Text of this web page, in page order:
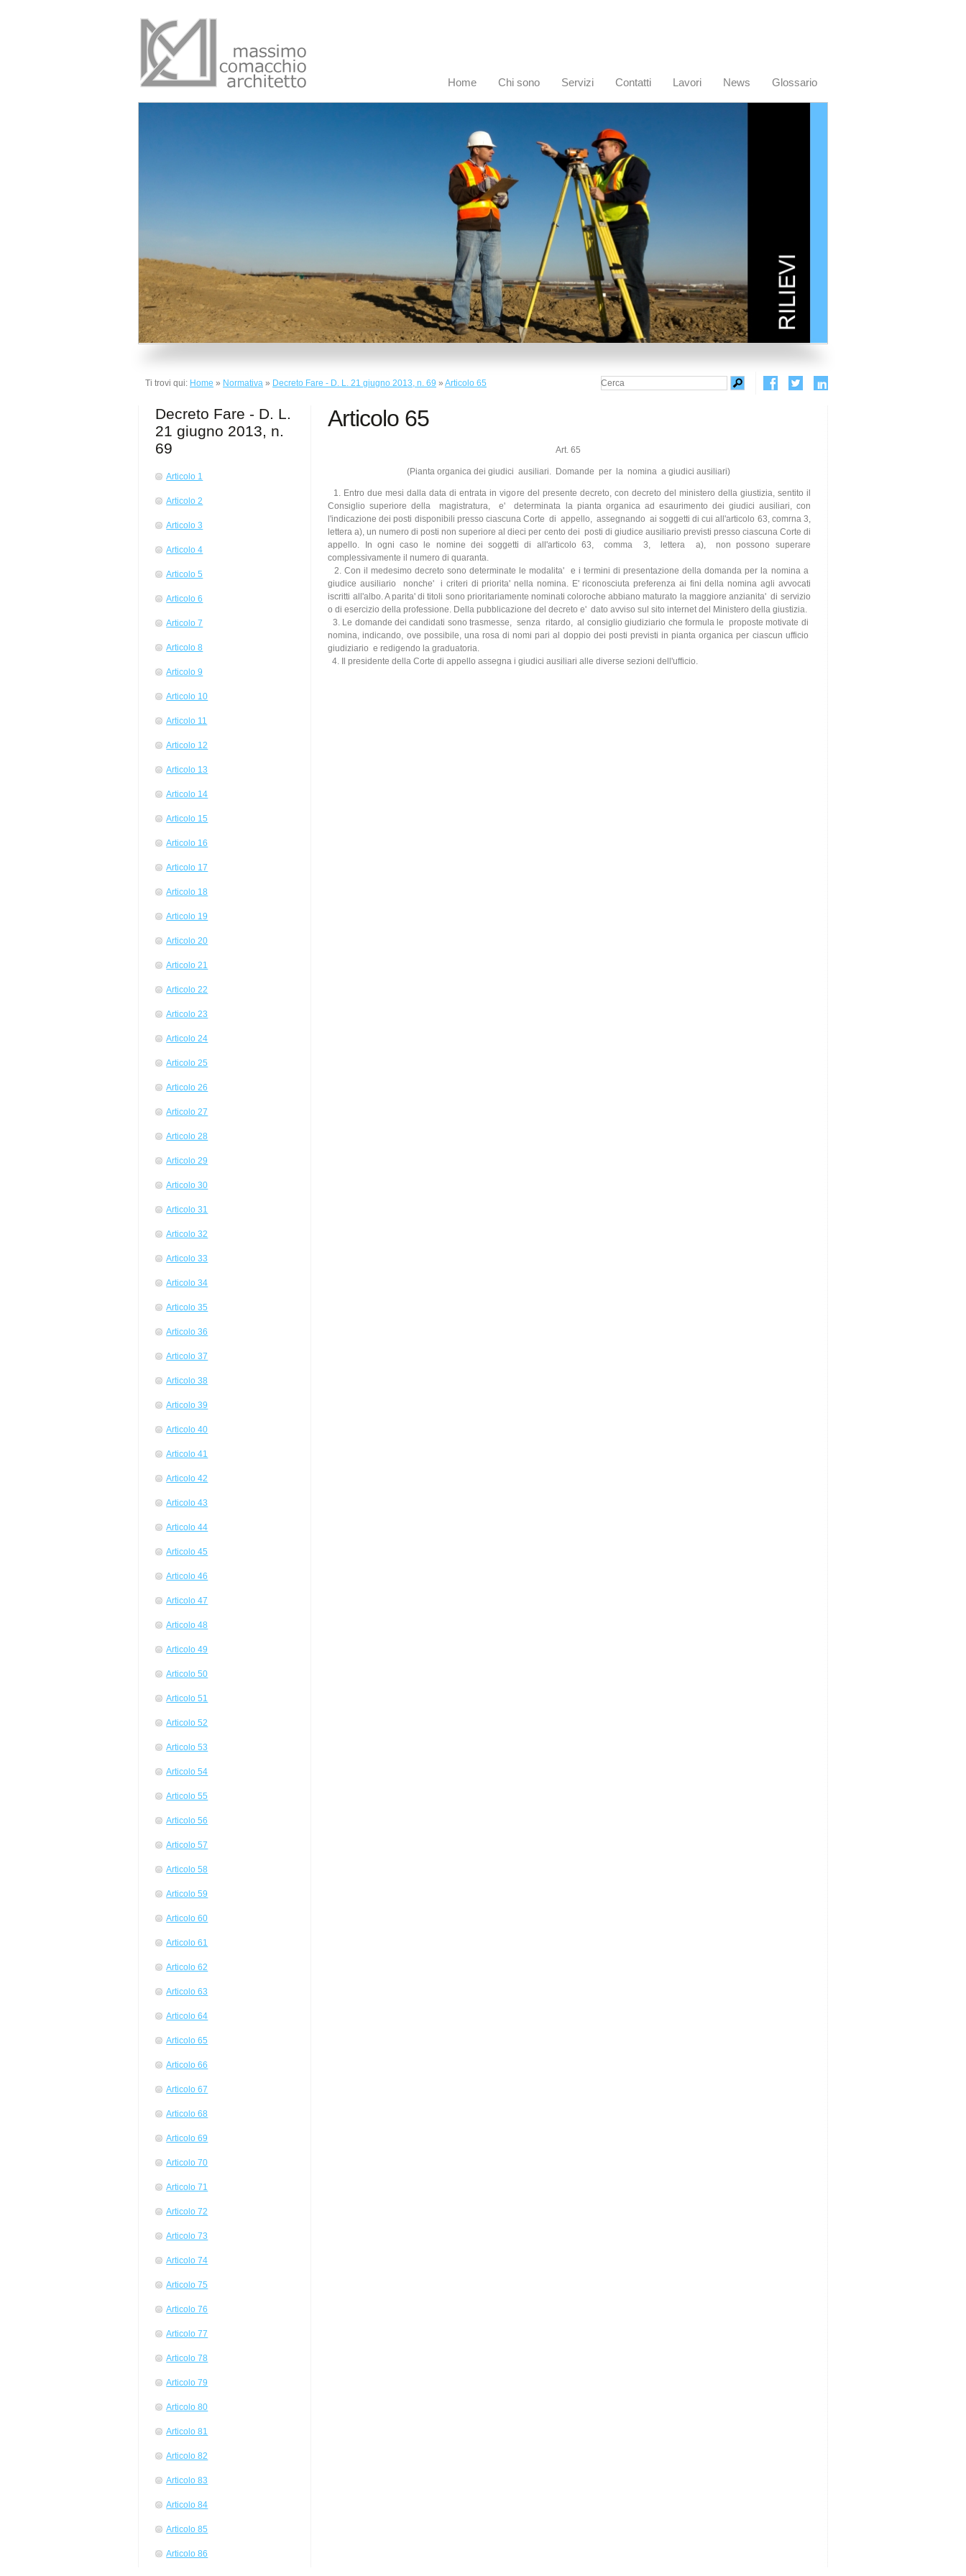
Home Chi sono Servizi Contatti Lavori News Glossario
Ti trovi qui: Home » Normativa » Decreto Fare - D. L. 21 giugno 2013, n. 69 » Articolo 65
Decreto Fare - D. L.
21 giugno 2013, n.
69
Articolo 1
Articolo 2
Articolo 3
Articolo 4
Articolo 5
Articolo 6
Articolo 7
Articolo 8
Articolo 9
Articolo 10
Articolo 11
Articolo 12
Articolo 13
Articolo 14
Articolo 15
Articolo 16
Articolo 17
Articolo 18
Articolo 19
Articolo 20
Articolo 21
Articolo 22
Articolo 23
Articolo 24
Articolo 25
Articolo 26
Articolo 27
Articolo 28
Articolo 29
Articolo 30
Articolo 31
Articolo 32
Articolo 33
Articolo 34
Articolo 35
Articolo 36
Articolo 37
Articolo 38
Articolo 39
Articolo 40
Articolo 41
Articolo 42
Articolo 43
Articolo 44
Articolo 45
Articolo 46
Articolo 47
Articolo 48
Articolo 49
Articolo 50
Articolo 51
Articolo 52
Articolo 53
Articolo 54
Articolo 55
Articolo 56
Articolo 57
Articolo 58
Articolo 59
Articolo 60
Articolo 61
Articolo 62
Articolo 63
Articolo 64
Articolo 65
Articolo 66
Articolo 67
Articolo 68
Articolo 69
Articolo 70
Articolo 71
Articolo 72
Articolo 73
Articolo 74
Articolo 75
Articolo 76
Articolo 77
Articolo 78
Articolo 79
Articolo 80
Articolo 81
Articolo 82
Articolo 83
Articolo 84
Articolo 85
Articolo 86
Articolo 65
Art. 65
(Pianta organica dei giudici ausiliari. Domande per la nomina a giudici ausiliari)
1. Entro due mesi dalla data di entrata in vigore del presente decreto, con decreto del ministero della giustizia, sentito il
Consiglio superiore della magistratura, e' determinata la pianta organica ad esaurimento dei giudici ausiliari, con
l'indicazione dei posti disponibili presso ciascuna Corte di appello, assegnando ai soggetti di cui all'articolo 63, comrna 3,
lettera a), un numero di posti non superiore al dieci per cento dei posti di giudice ausiliario previsti presso ciascuna Corte di
appello. In ogni caso le nomine dei soggetti di all'articolo 63, comma 3, lettera a), non possono superare
complessivamente il numero di quaranta.
2. Con il medesimo decreto sono determinate le modalita' e i termini di presentazione della domanda per la nomina a
giudice ausiliario nonche' i criteri di priorita' nella nomina. E' riconosciuta preferenza ai fini della nomina agli avvocati
iscritti all'albo. A parita' di titoli sono prioritariamente nominati coloroche abbiano maturato la maggiore anzianita' di servizio
o di esercizio della professione. Della pubblicazione del decreto e' dato avviso sul sito internet del Ministero della giustizia.
3. Le domande dei candidati sono trasmesse, senza ritardo, al consiglio giudiziario che formula le proposte motivate di
nomina, indicando, ove possibile, una rosa di nomi pari al doppio dei posti previsti in pianta organica per ciascun ufficio
giudiziario e redigendo la graduatoria.
4. Il presidente della Corte di appello assegna i giudici ausiliari alle diverse sezioni dell'ufficio.